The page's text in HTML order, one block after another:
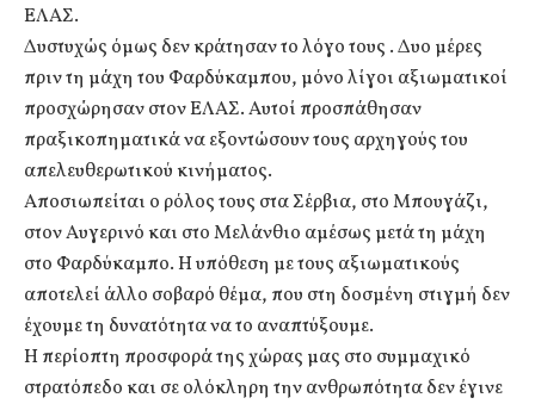
ΕΛΑΣ.
Δυστυχώς όμως δεν κράτησαν το λόγο τους . Δυο μέρες
πριν τη μάχη του Φαρδύκαμπου, μόνο λίγοι αξιωματικοί
προσχώρησαν στον ΕΛΑΣ. Αυτοί προσπάθησαν
πραξικοπηματικά να εξοντώσουν τους αρχηγούς του
απελευθερωτικού κινήματος.
Αποσιωπείται ο ρόλος τους στα Σέρβια, στο Μπουγάζι,
στον Αυγερινό και στο Μελάνθιο αμέσως μετά τη μάχη
στο Φαρδύκαμπο. Η υπόθεση με τους αξιωματικούς
αποτελεί άλλο σοβαρό θέμα, που στη δοσμένη στιγμή δεν
έχουμε τη δυνατότητα να το αναπτύξουμε.
Η περίοπτη προσφορά της χώρας μας στο συμμαχικό
στρατόπεδο και σε ολόκληρη την ανθρωπότητα δεν έγινε